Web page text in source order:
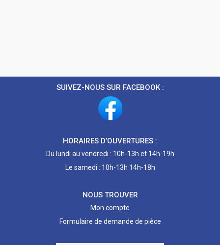
SUIVEZ-NOUS SUR FACEBOOK :
HORAIRES D’OUVERTURES :
Du lundi au vendredi : 10h-13h et 14h-19h
Le samedi : 10h-13h 14h-18h
NOUS TROUVER
Mon compte
Formulaire de demande de pièce